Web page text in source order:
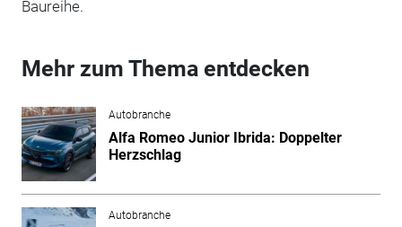
Baureihe.
Mehr zum Thema entdecken
Autobranche
Alfa Romeo Junior Ibrida: Doppelter
Herzschlag
Autobranche